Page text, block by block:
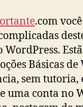
.com
Básicas de
sem
uma conta no